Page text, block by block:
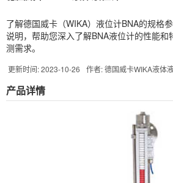
了解德国威卡（WIKA）液位计BNA的规格
说明，帮助您深入了解BNA液位计的性能
测需求。
更新时间: 2023-10-26 作者: 德国威卡WIKA液体
产品详情